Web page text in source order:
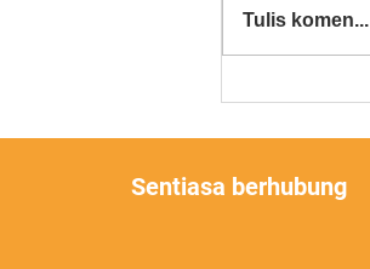
Tulis komen...
Sentiasa berhubung